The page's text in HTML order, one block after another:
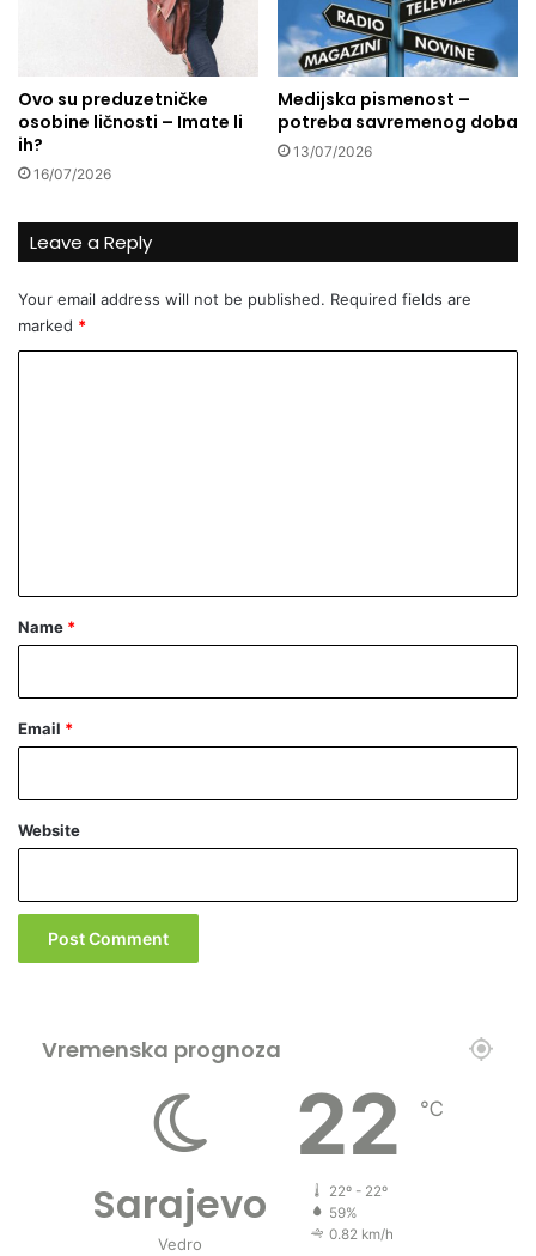
Ovo su preduzetničke
osobine ličnosti – Imate li
ih?
16/07/2026
Medijska pismenost –
potreba savremenog doba
13/07/2026
Leave a Reply
Your email address will not be published. Required fields are
marked *
*
Name *
Email *
Website
Vremenska prognoza
Sarajevo
Vedro
22 ℃
22º - 22º
59%
0.82 km/h